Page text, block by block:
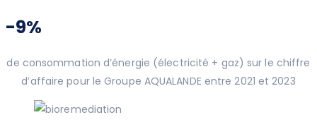
-9%
de consommation d’énergie (électricité + gaz) sur le chiffre
d’affaire pour le Groupe AQUALANDE entre 2021 et 2023